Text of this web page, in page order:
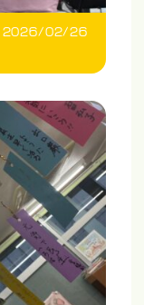
2026/02/26